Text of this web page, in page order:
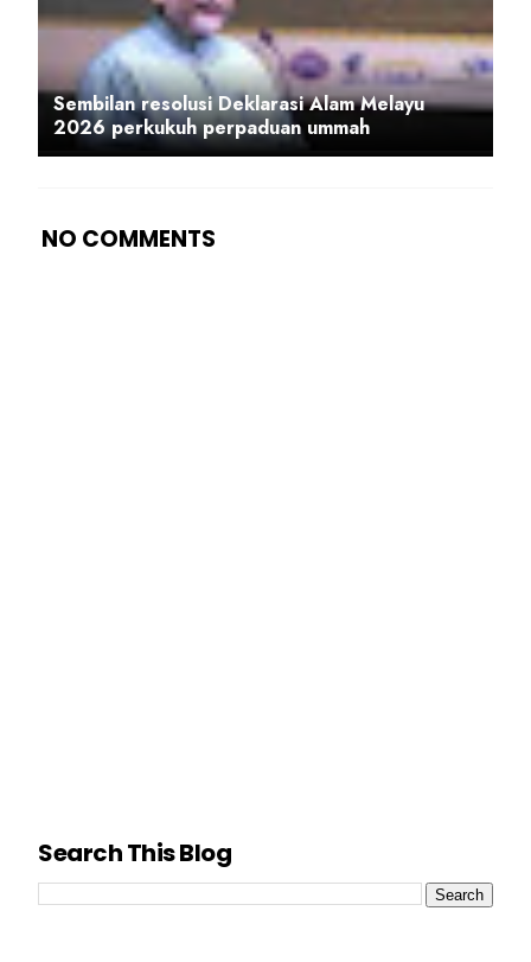
Sembilan resolusi Deklarasi Alam Melayu
2026 perkukuh perpaduan ummah
NO COMMENTS
Search This Blog